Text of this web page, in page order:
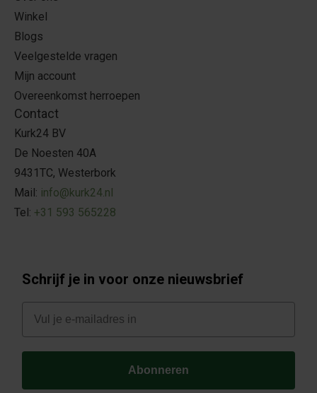
Winkel
Blogs
Veelgestelde vragen
Mijn account
Overeenkomst herroepen
Contact
Kurk24 BV
De Noesten 40A
9431TC, Westerbork
Mail: info@kurk24.nl
Tel: +31 593 565228
Schrijf je in voor onze nieuwsbrief
E-mail
Abonneren